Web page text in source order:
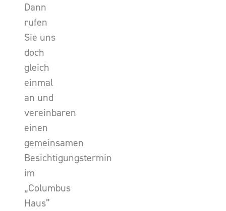
Dann
rufen
Sie uns
doch
gleich
einmal
an und
vereinbaren
einen
gemeinsamen
Besichtigungstermin
im
„Columbus
Haus”